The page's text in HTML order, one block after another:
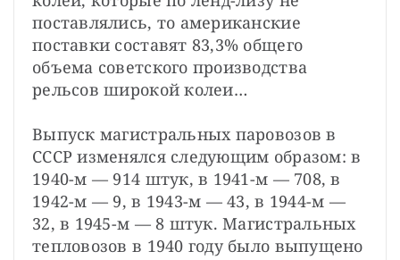
поставлялись, то американские
поставки составят 83,3% общего
объема советского производства
рельсов широкой колеи…
Выпуск магистральных паровозов в
СССР изменялся следующим образом: в
1940-м — 914 штук, в 1941-м — 708, в
1942-м — 9, в 1943-м — 43, в 1944-м —
32, в 1945-м — 8 штук. Магистральных
тепловозов в 1940 году было выпущено